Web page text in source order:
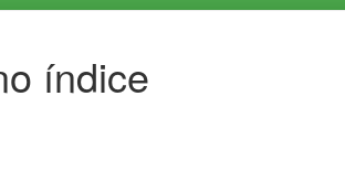
índice